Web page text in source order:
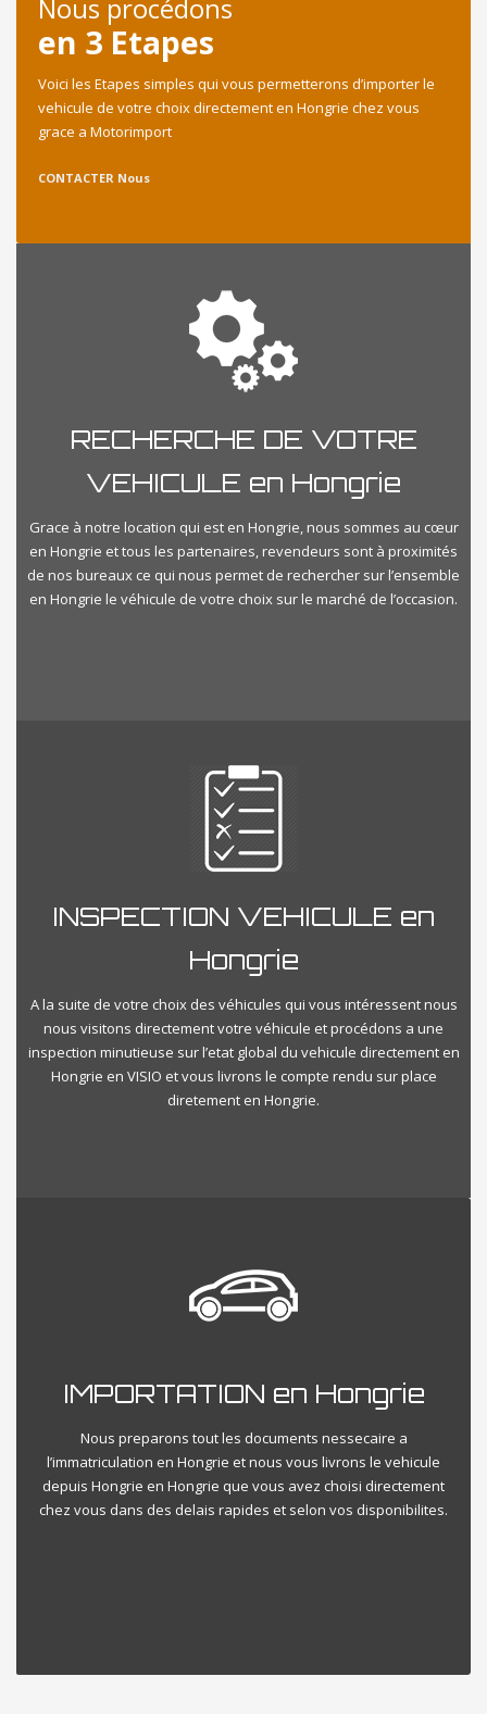
Nous procédons
en 3 Etapes
Voici les Etapes simples qui vous permetterons d’importer le
vehicule de votre choix directement en Hongrie chez vous
grace a Motorimport
CONTACTER Nous
RECHERCHE DE VOTRE
VEHICULE en Hongrie
Grace à notre location qui est en Hongrie, nous sommes au cœur
en Hongrie et tous les partenaires, revendeurs sont à proximités
de nos bureaux ce qui nous permet de rechercher sur l’ensemble
en Hongrie le véhicule de votre choix sur le marché de l’occasion.
INSPECTION VEHICULE en
Hongrie
A la suite de votre choix des véhicules qui vous intéressent nous
nous visitons directement votre véhicule et procédons a une
inspection minutieuse sur l’etat global du vehicule directement en
Hongrie en VISIO et vous livrons le compte rendu sur place
diretement en Hongrie.
IMPORTATION en Hongrie
Nous preparons tout les documents nessecaire a
l’immatriculation en Hongrie et nous vous livrons le vehicule
depuis Hongrie en Hongrie que vous avez choisi directement
chez vous dans des delais rapides et selon vos disponibilites.